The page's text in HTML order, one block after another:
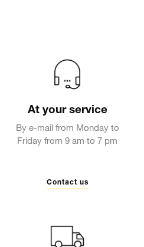
At your service
By e-mail from Monday to
Friday from 9 am to 7 pm
Contact us